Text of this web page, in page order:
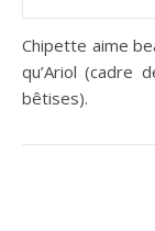
Chipette aime
qu’Ariol (cadre
bêtises).